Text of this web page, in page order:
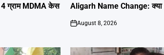
ग्राम MDMA केस
IN
Aligarh Name Change: क्या
on
August 8, 2026